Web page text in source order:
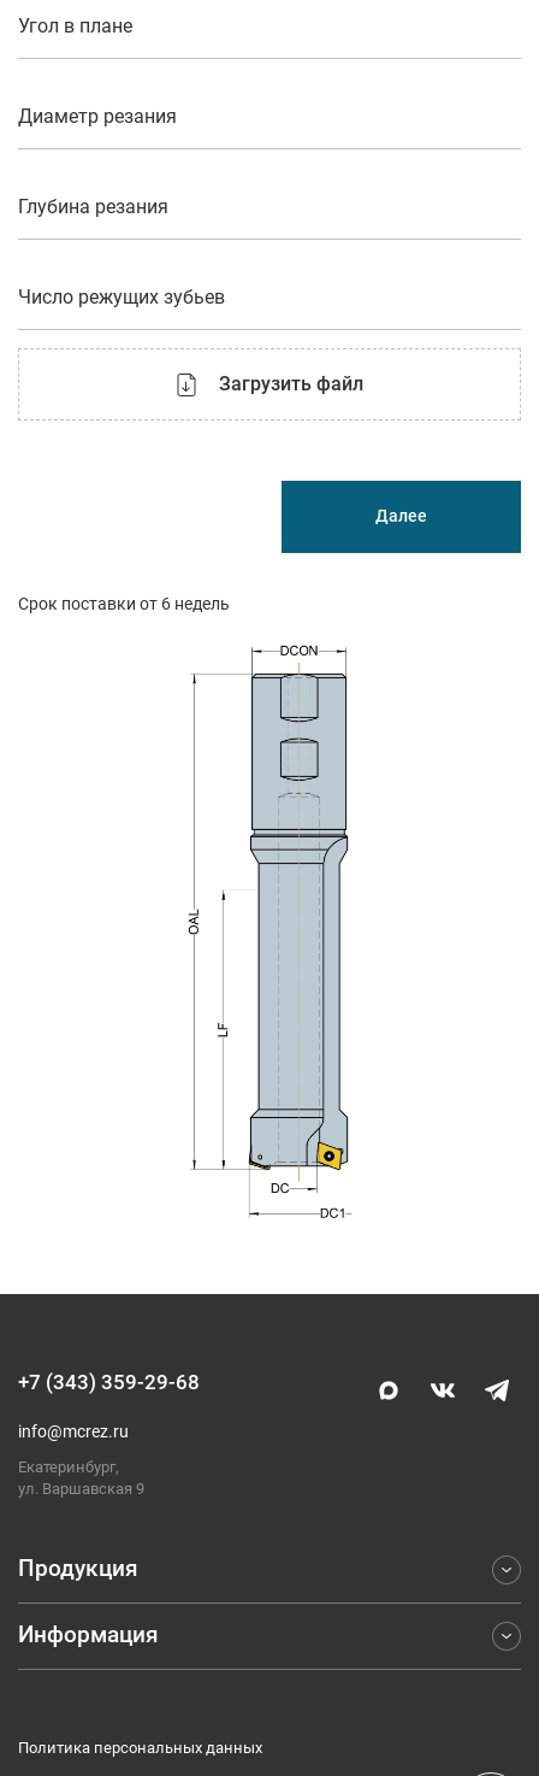
Срок поставки от 6 недель
Угол в плане
Диаметр резания
Глубина резания
Число режущих зубьев
Загрузить файл
Далее
Продукция
Фрезерование
Точение
Отрезка и обработка канавок
Информация
+7 (343) 359-29-68
info@mcrez.ru
Екатеринбург,
ул. Варшавская 9
Политика персональных данных